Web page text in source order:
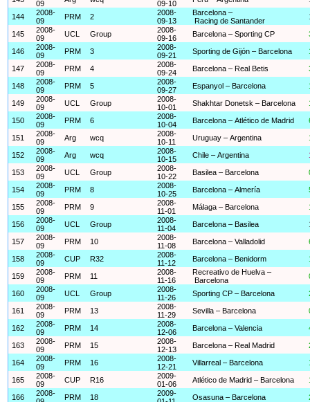
09
09-10
144
2008-
09
PRM 2
2008-
09-13
Barcelona –
Racing de Santander
145
2008-
09
UCL Group
2008-
09-16
Barcelona – Sporting CP
146
2008-
09
PRM 3
2008-
09-21
Sporting de Gijón – Barcelona
147
2008-
09
PRM 4
2008-
09-24
Barcelona – Real Betis
148
2008-
09
PRM 5
2008-
09-27
Espanyol – Barcelona
149
2008-
09
UCL Group
2008-
10-01
Shakhtar Donetsk – Barcelona
150
2008-
09
PRM 6
2008-
10-04
Barcelona – Atlético de Madrid
151
2008-
09
Arg wcq
2008-
10-11
Uruguay – Argentina
152
2008-
09
Arg wcq
2008-
10-15
Chile – Argentina
153
2008-
09
UCL Group
2008-
10-22
Basilea – Barcelona
154
2008-
09
PRM 8
2008-
10-25
Barcelona – Almería
155
2008-
09
PRM 9
2008-
11-01
Málaga – Barcelona
156
2008-
09
UCL Group
2008-
11-04
Barcelona – Basilea
157
2008-
09
PRM 10
2008-
11-08
Barcelona – Valladolid
158
2008-
09
CUP R32
2008-
11-12
Barcelona – Benidorm
159
2008-
09
PRM 11
2008-
11-16
Recreativo de Huelva –
Barcelona
160
2008-
09
UCL Group
2008-
11-26
Sporting CP – Barcelona
161
2008-
09
PRM 13
2008-
11-29
Sevilla – Barcelona
162
2008-
09
PRM 14
2008-
12-06
Barcelona – Valencia
163
2008-
09
PRM 15
2008-
12-13
Barcelona – Real Madrid
164
2008-
09
PRM 16
2008-
12-21
Villarreal – Barcelona
165
2008-
09
CUP R16
2009-
01-06
Atlético de Madrid – Barcelona
166
2008-
PRM 18
2009-
Osasuna – Barcelona